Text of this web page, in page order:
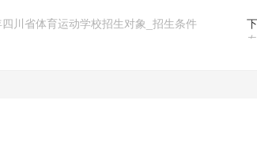
川省体育运动学校招生对象_招生条件